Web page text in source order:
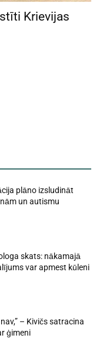
Krievijas
plāno izsludināt
un autismu
skats: nākamajā
var apmest kūleni
– Kivičs satracina
ģimeni